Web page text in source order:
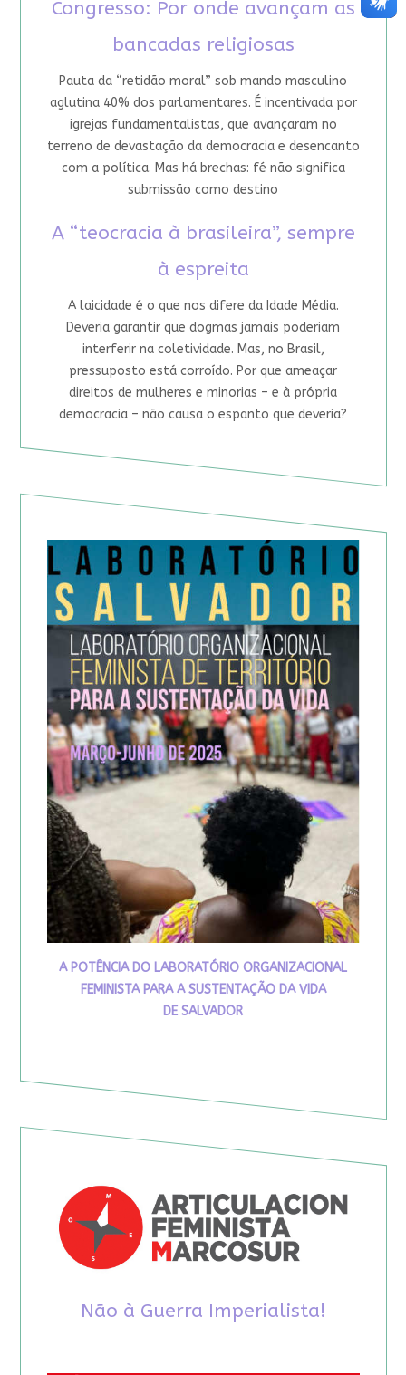
Congresso: Por onde avançam as
bancadas religiosas
Pauta da “retidão moral” sob mando masculino
aglutina 40% dos parlamentares. É incentivada por
igrejas fundamentalistas, que avançaram no
terreno de devastação da democracia e desencanto
com a política. Mas há brechas: fé não significa
submissão como destino
A “teocracia à brasileira”, sempre
à espreita
A laicidade é o que nos difere da Idade Média.
Deveria garantir que dogmas jamais poderiam
interferir na coletividade. Mas, no Brasil,
pressuposto está corroído. Por que ameaçar
direitos de mulheres e minorias – e à própria
democracia – não causa o espanto que deveria?
A POTÊNCIA DO LABORATÓRIO ORGANIZACIONAL
FEMINISTA PARA A SUSTENTAÇÃO DA VIDA
DE SALVADOR
Não à Guerra Imperialista!